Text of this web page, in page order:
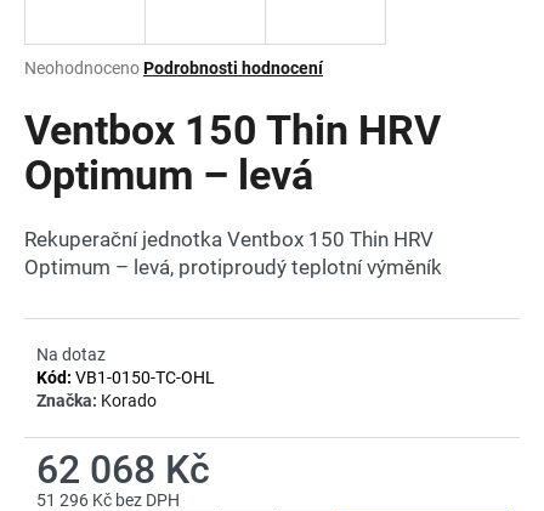
Průměrné
produktu
je
0,0
z
hvězdiček.
NeohodnocenoPodrobnosti hodnocení
Ventbox 150 Thin HRV
Optimum – levá
Rekuperační jednotka Ventbox 150 Thin HRV
Optimum – levá, protiproudý teplotní výměník
Na dotaz
Kód: VB1-0150-TC-OHL
Značka: Korado
62 068 Kč
51 296 Kč bez DPH
j
t
?
HLEDAT
D
o
p